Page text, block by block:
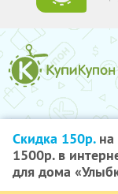
Скидка 150р.на
1500р. в
для дома